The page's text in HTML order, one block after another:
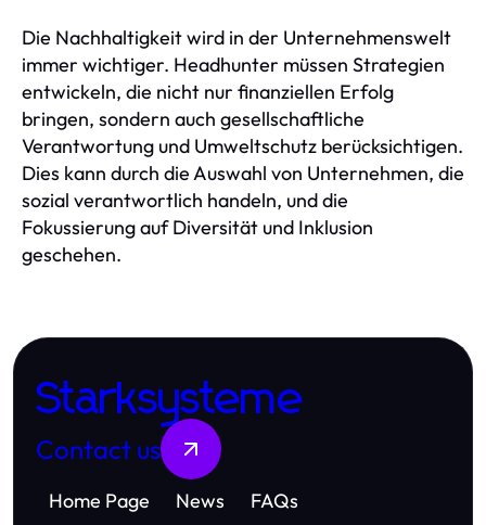
Die Nachhaltigkeit wird in der Unternehmenswelt
immer wichtiger. Headhunter müssen Strategien
entwickeln, die nicht nur finanziellen Erfolg
bringen, sondern auch gesellschaftliche
Verantwortung und Umweltschutz berücksichtigen.
Dies kann durch die Auswahl von Unternehmen, die
sozial verantwortlich handeln, und die
Fokussierung auf Diversität und Inklusion
geschehen.
Starksysteme
Contact us
Home Page News FAQs